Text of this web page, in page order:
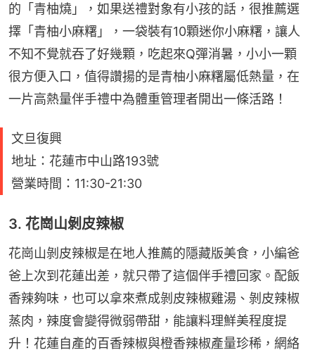
的「青柚燒」，如果送禮對象有小孩的話，很推薦選
擇「青柚小麻糬」，一袋裝有10顆迷你小麻糬，讓人
不知不覺就吞了好幾顆，吃起來Q彈消暑，小小一顆
很方便入口，值得讚揚的是青柚小麻糬屬低熱量，在
一片高熱量伴手禮中為體重管理者開出一條活路！
文旦復興
地址：花蓮市中山路193號
營業時間：11:30-21:30
3. 花崗山剝皮辣椒
花崗山剝皮辣椒是在地人推薦的隱藏版美食，小編爸
爸上次到花蓮出差，就只帶了這個伴手禮回家。配飯
香辣夠味，也可以拿來煮成剝皮辣椒雞湯、剝皮辣椒
蒸肉，辣度會變得微弱帶甜，能讓料理鮮美程度提
升！花蓮自產的百香辣椒與橙香辣椒產量珍稀，網絡